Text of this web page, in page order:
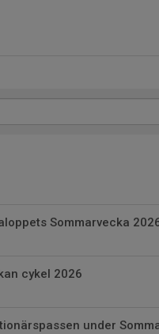
Sommarvecka
cykel 2026
under